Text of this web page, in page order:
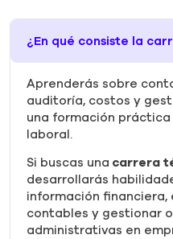
¿En qué consiste la
Aprenderás sobre
auditoría, costos y
una formación
laboral.
Si buscas una carrera
desarrollarás
información
contables y gestionar
administrativas en